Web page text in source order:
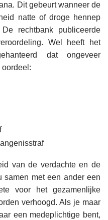
Dit gebeurt wanneer de
natte of droge hennep
rechtbank publiceerde
Wel heeft het
dat ongeveer
van de verdachte en de
samen met een ander een
voor het gezamenlijke
verhoogd. Als je maar
een medeplichtige bent,